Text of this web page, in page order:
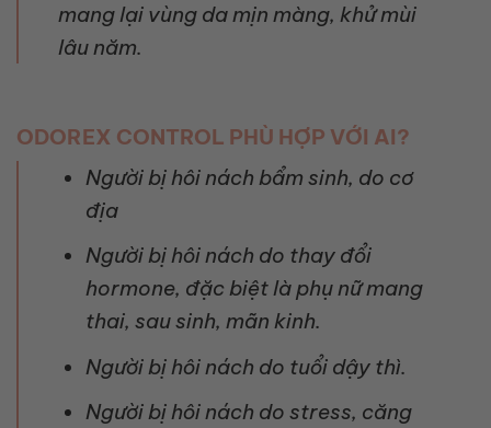
mang lại vùng da mịn màng, khử mùi
lâu năm.
ODOREX CONTROL PHÙ HỢP VỚI AI?
Người bị hôi nách bẩm sinh, do cơ
địa
Người bị hôi nách do thay đổi
hormone, đặc biệt là phụ nữ mang
thai, sau sinh, mãn kinh.
Người bị hôi nách do tuổi dậy thì.
Người bị hôi nách do stress, căng